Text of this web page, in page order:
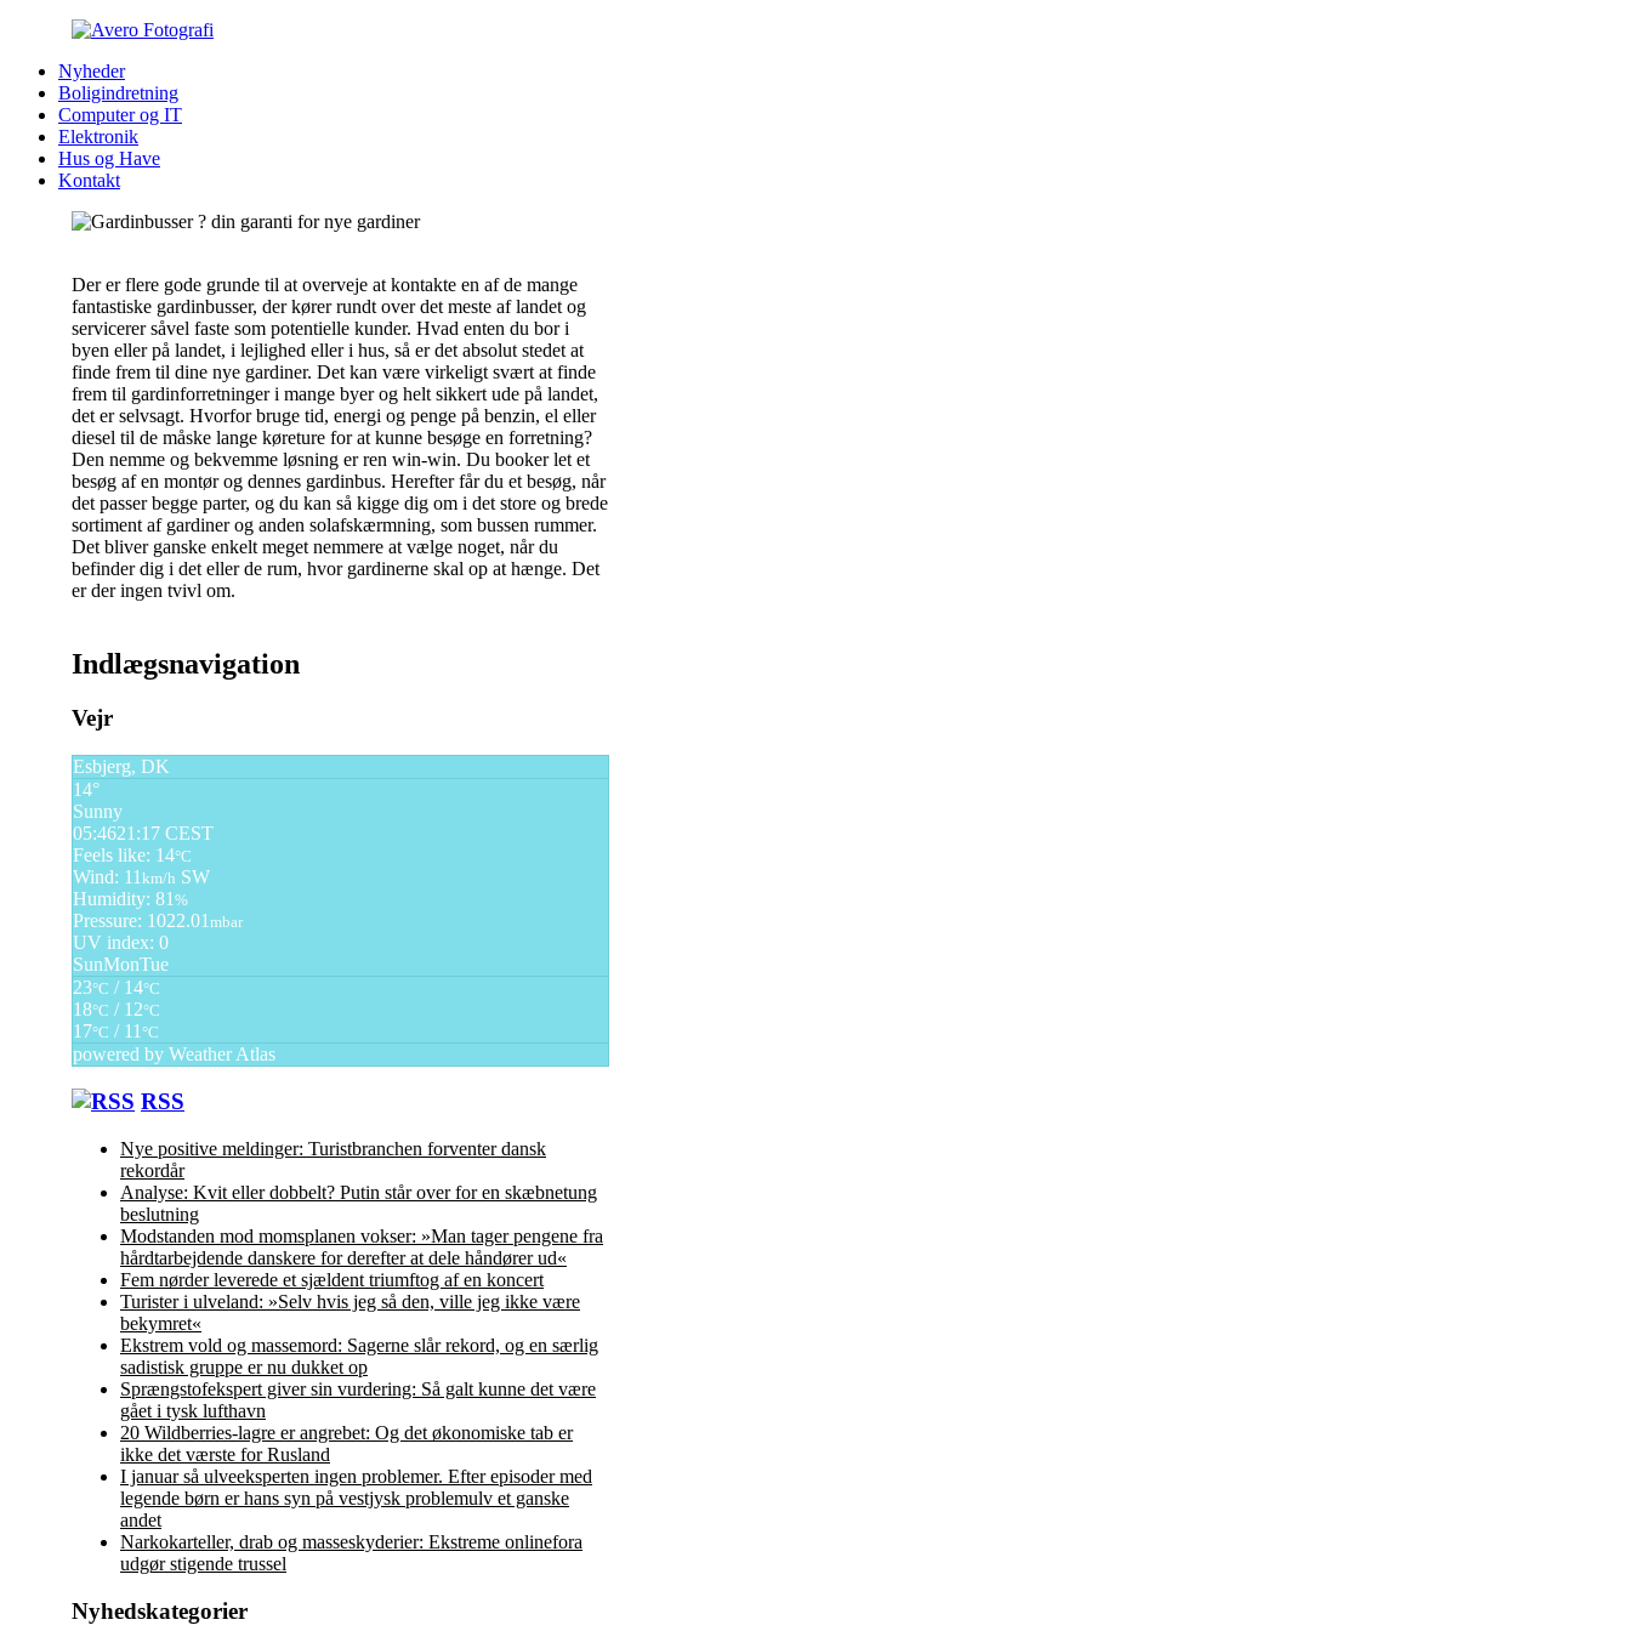
Nyheder
Boligindretning
Computer og IT
Elektronik
Hus og Have
Kontakt
Der er flere gode grunde til at overveje at kontakte en af de mange
fantastiske gardinbusser, der kører rundt over det meste af landet og
servicerer såvel faste som potentielle kunder. Hvad enten du bor i
byen eller på landet, i lejlighed eller i hus, så er det absolut stedet at
finde frem til dine nye gardiner. Det kan være virkeligt svært at finde
frem til gardinforretninger i mange byer og helt sikkert ude på landet,
det er selvsagt. Hvorfor bruge tid, energi og penge på benzin, el eller
diesel til de måske lange køreture for at kunne besøge en forretning?
Den nemme og bekvemme løsning er ren win-win. Du booker let et
besøg af en montør og dennes gardinbus. Herefter får du et besøg, når
det passer begge parter, og du kan så kigge dig om i det store og brede
sortiment af gardiner og anden solafskærmning, som bussen rummer.
Det bliver ganske enkelt meget nemmere at vælge noget, når du
befinder dig i det eller de rum, hvor gardinerne skal op at hænge. Det
er der ingen tvivl om.
Indlægsnavigation
Vejr
Esbjerg, DK
14°
Sunny
05:4621:17 CEST
Feels like: 14°C
Wind: 11 km/h SW
Humidity: 81 %
Pressure: 1022.01 mbar
UV index: 0
SunMonTue
23°C / 14°C
18°C / 12°C
17°C / 11 °C
powered by Weather Atlas
RSS
Nye positive meldinger: Turistbranchen forventer dansk
rekordår
Analyse: Kvit eller dobbelt? Putin står over for en skæbnetung
beslutning
Modstanden mod momsplanen vokser: »Man tager pengene fra
hårdtarbejdende danskere for derefter at dele håndører ud«
Fem nørder leverede et sjældent triumftog af en koncert
Turister i ulveland: »Selv hvis jeg så den, ville jeg ikke være
bekymret«
Ekstrem vold og massemord: Sagerne slår rekord, og en særlig
sadistisk gruppe er nu dukket op
Sprængstofekspert giver sin vurdering: Så galt kunne det være
gået i tysk lufthavn
20 Wildberries-lagre er angrebet: Og det økonomiske tab er
ikke det værste for Rusland
I januar så ulveeksperten ingen problemer. Efter episoder med
legende børn er hans syn på vestjysk problemulv et ganske
andet
Narkokarteller, drab og masseskyderier: Ekstreme onlinefora
udgør stigende trussel
Nyhedskategorier